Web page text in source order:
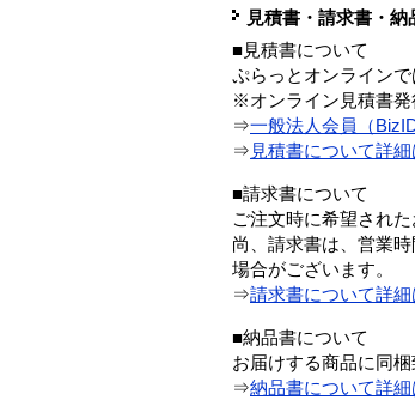
見積書・請求書・
■見積書について
ぷらっとオンライン
※オンライン見積書発
⇒一般法人会員（
⇒ 見積書について詳
■請求書について
ご注文時に希望され
尚、請求書は、営業
場合がございます。
⇒請求書について詳細
■納品書について
お届けする商品に同梱
⇒納品書について詳細